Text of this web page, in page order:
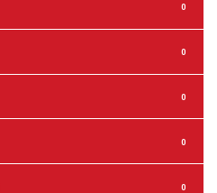
0
0
0
0
0